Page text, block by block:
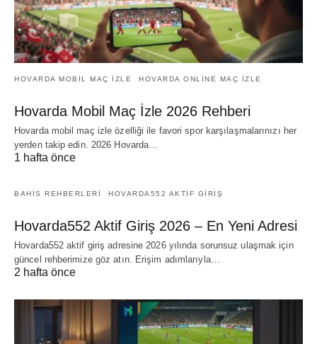
HOVARDA MOBIL MAÇ IZLE HOVARDA ONLINE MAÇ IZLE
Hovarda Mobil Maç İzle 2026 Rehberi
Hovarda mobil maç izle özelliği ile favori spor karşılaşmalarınızı her
yerden takip edin. 2026 Hovarda…
1 hafta önce
BAHIS REHBERLERI HOVARDA552 AKTIF GIRIŞ
Hovarda552 Aktif Giriş 2026 – En Yeni Adresi
Hovarda552 aktif giriş adresine 2026 yılında sorunsuz ulaşmak için
güncel rehberimize göz atın. Erişim adımlarıyla…
2 hafta önce